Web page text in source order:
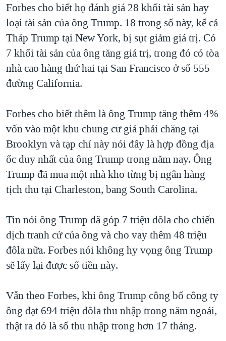
Forbes cho biết họ đánh giá 28 khối tài sản hay
loại tài sản của ông Trump. 18 trong số này, kể cả
Tháp Trump tại New York, bị sụt giảm giá trị. Có
7 khối tài sản của ông tăng giá trị, trong đó có tòa
nhà cao hàng thứ hai tại San Francisco ở số 555
đường California.
Forbes cho biết thêm là ông Trump tăng thêm 4%
vốn vào một khu chung cư giá phải chăng tại
Brooklyn và tạp chí này nói đây là hợp đồng địa
ốc duy nhất của ông Trump trong năm nay. Ông
Trump đã mua một nhà kho từng bị ngân hàng
tịch thu tại Charleston, bang South Carolina.
Tin nói ông Trump đã góp 7 triệu đôla cho chiến
dịch tranh cử của ông và cho vay thêm 48 triệu
đôla nữa. Forbes nói không hy vọng ông Trump
sẽ lấy lại được số tiền này.
Vẫn theo Forbes, khi ông Trump công bố công ty
ông đạt 694 triệu đôla thu nhập trong năm ngoái,
thật ra đó là số thu nhập trong hơn 17 tháng.